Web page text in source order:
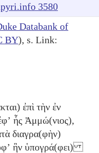
3580
Databank of
BY), s. Link:
ἐπὶ τὴν ἐν
ἧς Ἀμμώ(νιος),
διαγρα(φὴν)
ἣν ὑπογρά(φει)